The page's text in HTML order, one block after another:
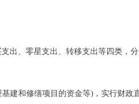
、零星支出、转移支出等四类，
和修缮项目的资金等)，实行财政